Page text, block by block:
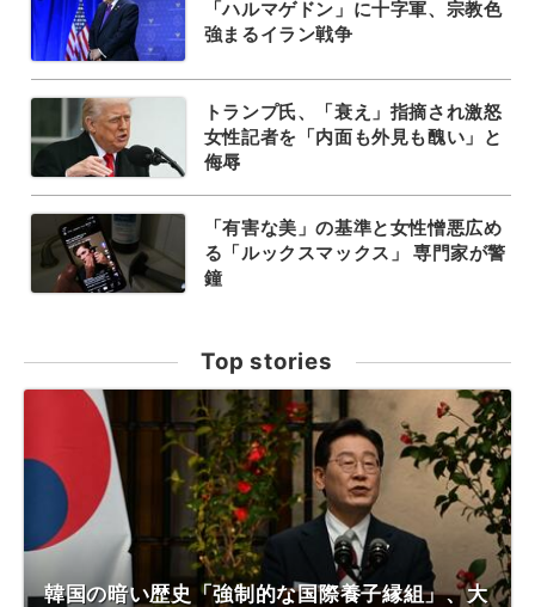
「ハルマゲドン」に十字軍、宗教色
強まるイラン戦争
トランプ氏、「衰え」指摘され激怒
女性記者を「内面も外見も醜い」と
侮辱
「有害な美」の基準と女性憎悪広め
る「ルックスマックス」 専門家が警
鐘
Top stories
韓国の暗い歴史「強制的な国際養子縁組」、大